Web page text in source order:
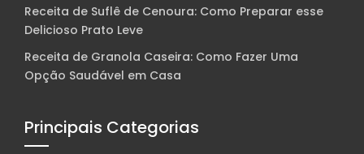
Receita de Suflê de Cenoura: Como Preparar esse
Delicioso Prato Leve
Receita de Granola Caseira: Como Fazer Uma
Opção Saudável em Casa
Principais Categorias